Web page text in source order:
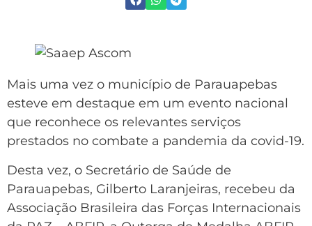
Mais uma vez o município de Parauapebas
esteve em destaque em um evento nacional
que reconhece os relevantes serviços
prestados no combate a pandemia da covid-19.
Desta vez, o Secretário de Saúde de
Parauapebas, Gilberto Laranjeiras, recebeu da
Associação Brasileira das Forças Internacionais